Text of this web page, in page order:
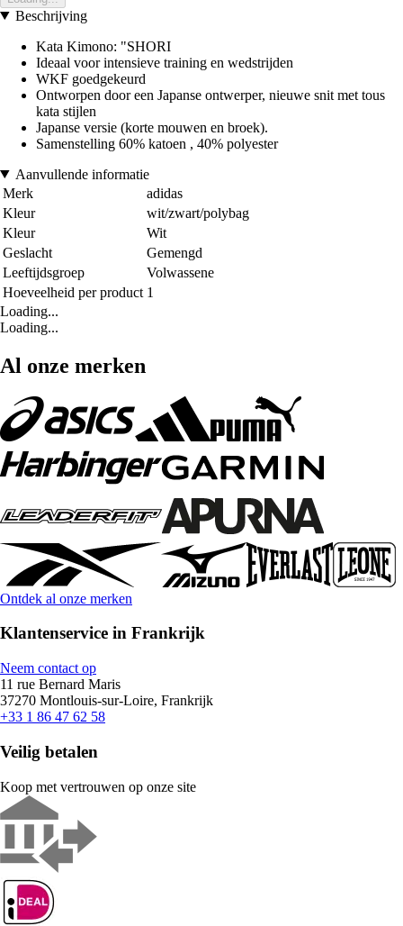
Beschrijving
Kata Kimono: "SHORI
Ideaal voor intensieve training en wedstrijden
WKF goedgekeurd
Ontworpen door een Japanse ontwerper, nieuwe snit met tous
kata stijlen
Japanse versie (korte mouwen en broek).
Samenstelling 60% katoen , 40% polyester
Aanvullende informatie
Merk
adidas
Kleur
wit/zwart/polybag
Kleur
Wit
Geslacht
Gemengd
Leeftijdsgroep
Volwassene
Hoeveelheid per product 1
Loading...
Loading...
Al onze merken
Ontdek al onze merken
Klantenservice in Frankrijk
Neem contact op
11 rue Bernard Maris
37270 Montlouis-sur-Loire, Frankrijk
+33 1 86 47 62 58
Veilig betalen
Koop met vertrouwen op onze site